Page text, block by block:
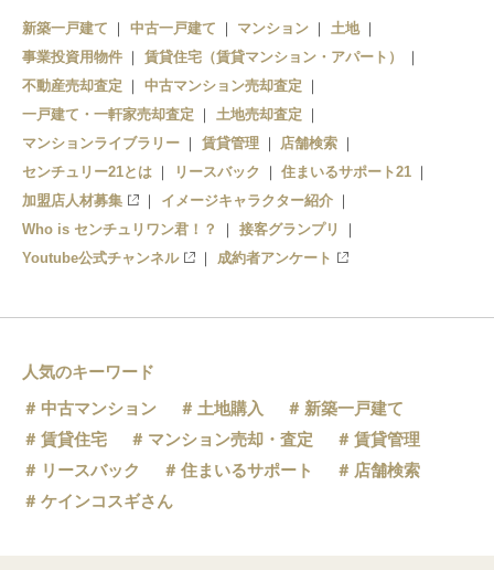
新築一戸建て 中古一戸建て マンション
土地
事業投資用物件
賃貸住宅（賃貸マンション・アパート）
不動産売却査定
中古マンション売却査定
一戸建て・一軒家売却査定
土地売却査定
マンションライブラリー
賃貸管理
店舗検索
センチュリー21とは
リースバック
住まいるサポート21
加盟店人材募集
イメージキャラクター紹介
Who is センチュリワン君！？
接客グランプリ
Youtube公式チャンネル
成約者アンケート
人気のキーワード
中古マンション
土地購入
新築一戸建て
賃貸住宅
マンション売却・査定
賃貸管理
リースバック
住まいるサポート
店舗検索
ケインコスギさん